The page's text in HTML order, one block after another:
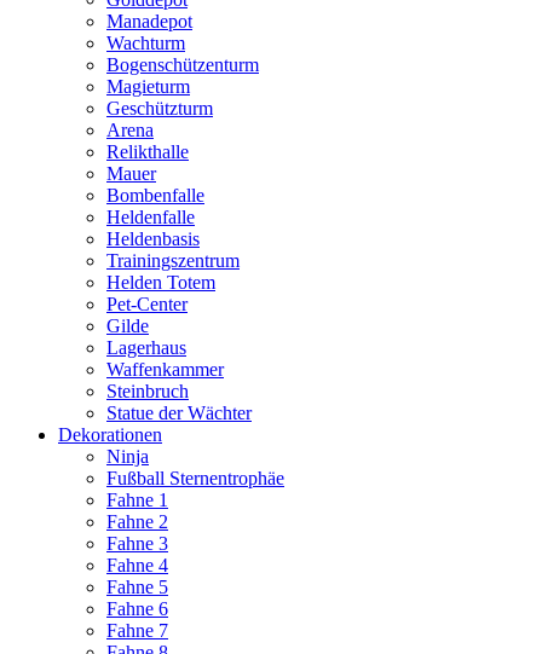
Manadepot
Wachturm
Bogenschützenturm
Magieturm
Geschützturm
Arena
Relikthalle
Mauer
Bombenfalle
Heldenfalle
Heldenbasis
Trainingszentrum
Helden Totem
Pet-Center
Gilde
Lagerhaus
Waffenkammer
Steinbruch
Statue der Wächter
Dekorationen
Ninja
Fußball Sternentrophäe
Fahne 1
Fahne 2
Fahne 3
Fahne 4
Fahne 5
Fahne 6
Fahne 7